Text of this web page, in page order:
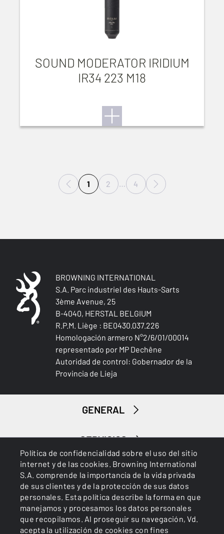
Política de confidencialidad sobre el uso del sitio
internet y de las cookies. Browning International
S.A. comprende la importancia de la vida privada
de sus clientes y de la protección de sus datos
personales. Esta política describe la forma en que
manejamos y procesamos los datos personales
que recopilamos. Al proseguir su navegación, Vd.
acepta la utilización de cookies con fines
SOUND MODERATOR IRIDIUM
IR34 223 M18
1 2 … 4
BROWNING INTERNATIONAL
S.A. Parc industriel des Hauts-Sarts
3ème Avenue, 25
B-4040, HERSTAL BELGIUM
R.P.M. Liège : BE0430.037.226
Homologación armero N°2/6/01/00014
representado por MP Dechêne
Autoridad de control: Gobernador de la
Provincia de Lieja
GENERAL
SERVICIOS
Cookies Política de privacidad